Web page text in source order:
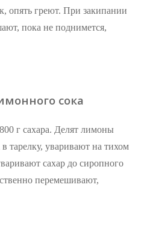
опять греют. При закипании
пока не поднимется,
сока
г сахара. Делят лимоны
тарелку, уваривают на тихом
сахар до сиропного
перемешивают,